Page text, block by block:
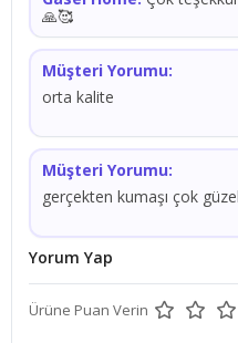
🙏🥰
Müşteri Yorumu:
orta kalite
Müşteri Yorumu:
gerçekten kumaşı çok
Yorum Yap
Ürüne Puan Verin